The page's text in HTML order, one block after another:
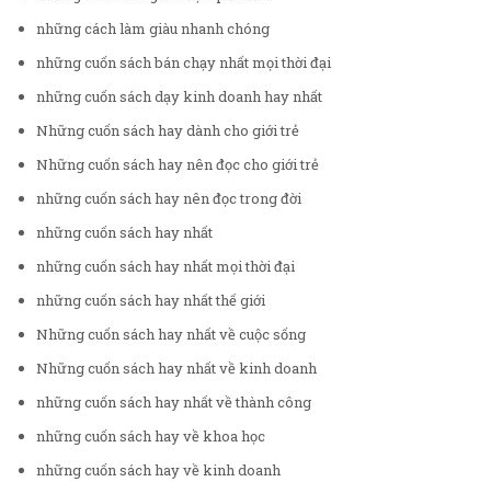
những cách làm giàu nhanh chóng
những cuốn sách bán chạy nhất mọi thời đại
những cuốn sách dạy kinh doanh hay nhất
Những cuốn sách hay dành cho giới trẻ
Những cuốn sách hay nên đọc cho giới trẻ
những cuốn sách hay nên đọc trong đời
những cuốn sách hay nhất
những cuốn sách hay nhất mọi thời đại
những cuốn sách hay nhất thế giới
Những cuốn sách hay nhất về cuộc sống
Những cuốn sách hay nhất về kinh doanh
những cuốn sách hay nhất về thành công
những cuốn sách hay về khoa học
những cuốn sách hay về kinh doanh